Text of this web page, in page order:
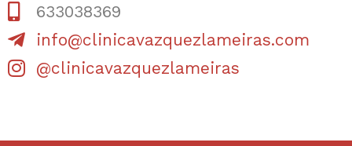
633038369
info@clinicavazquezlameiras.com
@clinicavazquezlameiras